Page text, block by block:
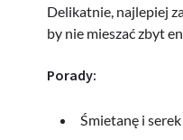
Delikatnie, najlepiej
by nie mieszać zbyt
Porady:
Śmietanę i